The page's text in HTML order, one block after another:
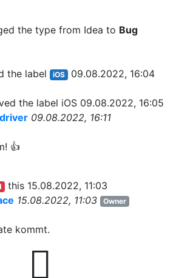
the type from Idea to Bug
the label iOS 09.08.2022, 16:04
the label iOS 09.08.2022, 16:05
09.08.2022, 16:11
👍
this 15.08.2022, 11:03
15.08.2022, 11:03 Owner
kommt.